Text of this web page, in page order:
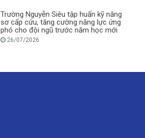
Trường Nguyễn Siêu tập huấn kỹ năng
sơ cấp cứu, tăng cường năng lực ứng
phó cho đội ngũ trước năm học mới
26/07/2026